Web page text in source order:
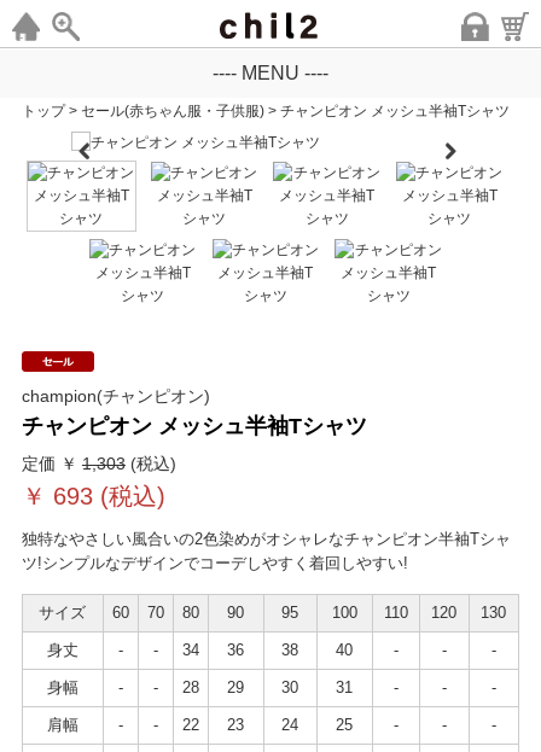
---- MENU ----
トップ > セール(赤ちゃん服・子供服) > チャンピオン メッシュ半袖Tシャツ
champion(チャンピオン)
チャンピオン メッシュ半袖Tシャツ
定価 ￥ 1,303(税込)
￥ 693(税込)
独特なやさしい風合いの2色染めがオシャレなチャンピオン半袖Tシャ
ツ!シンプルなデザインでコーデしやすく着回しやすい!
サイズ 60 70 80 90 95 100 110 120 130
身丈 - - 34 36 38 40 - - -
身幅 - - 28 29 30 31 - - -
肩幅 - - 22 23 24 25 - - -